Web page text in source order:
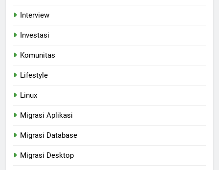
Interview
Investasi
Komunitas
Lifestyle
Linux
Migrasi Aplikasi
Migrasi Database
Migrasi Desktop